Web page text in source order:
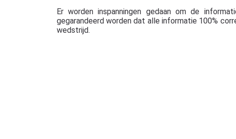
Er worden inspanningen gedaan om de
gegarandeerd worden dat alle informatie 100%
wedstrijd.